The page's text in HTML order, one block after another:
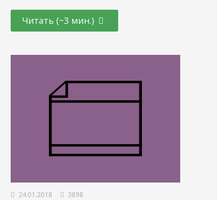
более быстрым и простым. У вас должна быть настроена
отдельная страничка для вашей компании, не личный
нужно выбрать целевую аудиторию,…
Читать (~3 мин.)
24.01.2018 3898